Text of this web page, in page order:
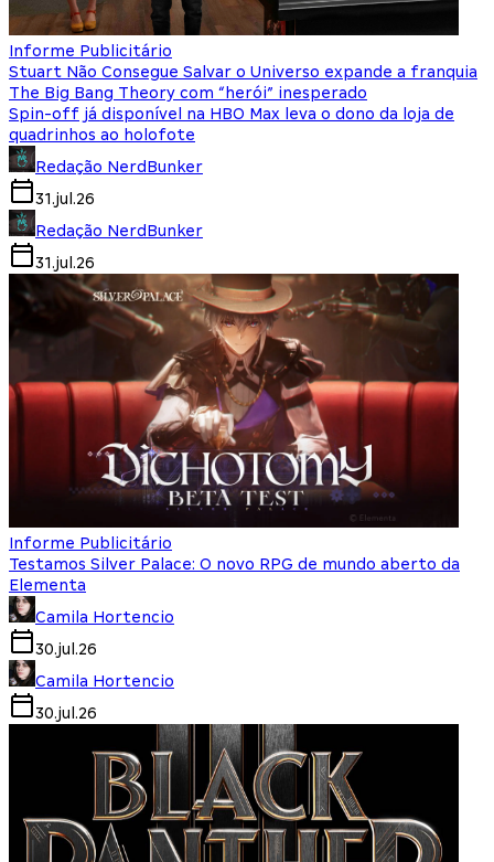
Informe Publicitário
Stuart Não Consegue Salvar o Universo expande a franquia
The Big Bang Theory com “herói” inesperado
Spin-off já disponível na HBO Max leva o dono da loja de
quadrinhos ao holofote
Redação NerdBunker
31.jul.26
Redação NerdBunker
31.jul.26
Informe Publicitário
Testamos Silver Palace: O novo RPG de mundo aberto da
Elementa
Camila Hortencio
30.jul.26
Camila Hortencio
30.jul.26